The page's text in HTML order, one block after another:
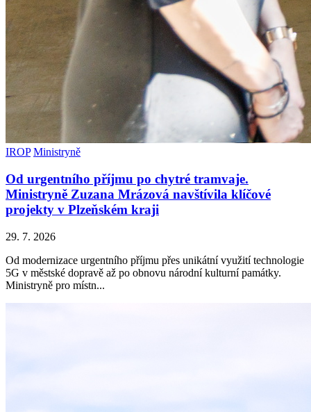
IROP Ministryně
Od urgentního příjmu po chytré tramvaje.
Ministryně Zuzana Mrázová navštívila klíčové
projekty v Plzeňském kraji
29. 7. 2026
Od modernizace urgentního příjmu přes unikátní využití technologie
5G v městské dopravě až po obnovu národní kulturní památky.
Ministryně pro místn...